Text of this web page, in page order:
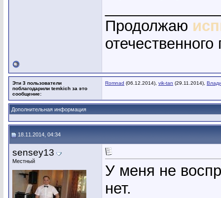
Продолжаю
Эти 3 пользователи
поблагодарили temkich за это
сообщение:
Romnad (06.12.2014), vik-tan (29.11.2014),
Дополнительная информация
18.11.2014, 04:34
sensey13
Местный
У меня не
нет.